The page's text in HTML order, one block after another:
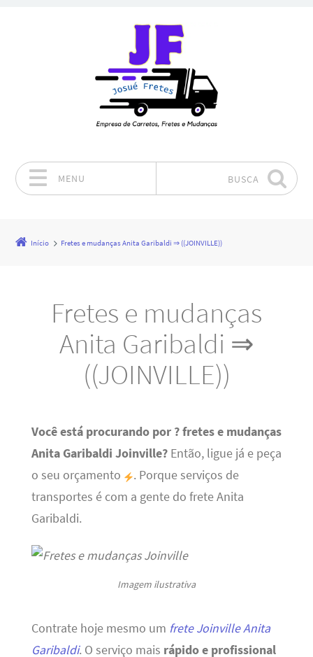
MENU BUSCA
Início Fretes e mudanças Anita Garibaldi ⇒ ((JOINVILLE))
Fretes e mudanças
Anita Garibaldi ⇒
((JOINVILLE))
Você está procurando por ? fretes e mudanças
Anita Garibaldi Joinville? Então, ligue já e peça
o seu orçamento
. Porque serviços de
transportes é com a gente do frete Anita
Garibaldi.
Imagem ilustrativa
Contrate hoje mesmo um frete Joinville Anita
Garibaldi. O serviço mais rápido e profissional